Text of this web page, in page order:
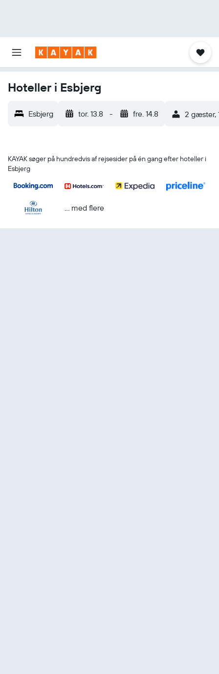
Hoteller i Esbjerg
Esbjerg tor. 13.8 - fre. 14.8 2 gæster,
KAYAK søger på hundredvis af rejsesider på én gang efter hoteller i
Esbjerg
... med flere